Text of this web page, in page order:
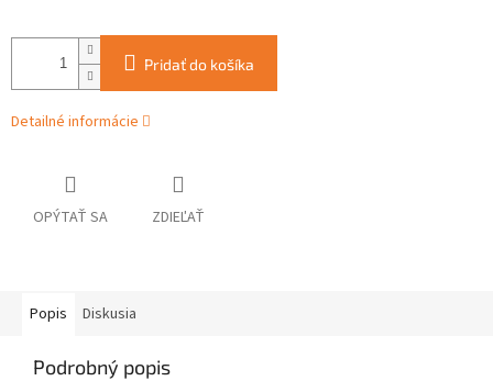
Pridať do košíka
Detailné informácie
OPÝTAŤ SA ZDIEĽAŤ
Popis Diskusia
Podrobný popis